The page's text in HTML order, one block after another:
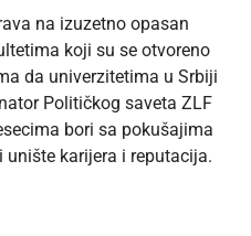
na izuzetno opasan
koji su se otvoreno
da univerzitetima u Srbiji
Političkog saveta ZLF
bori sa pokušajima
karijera i reputacija.